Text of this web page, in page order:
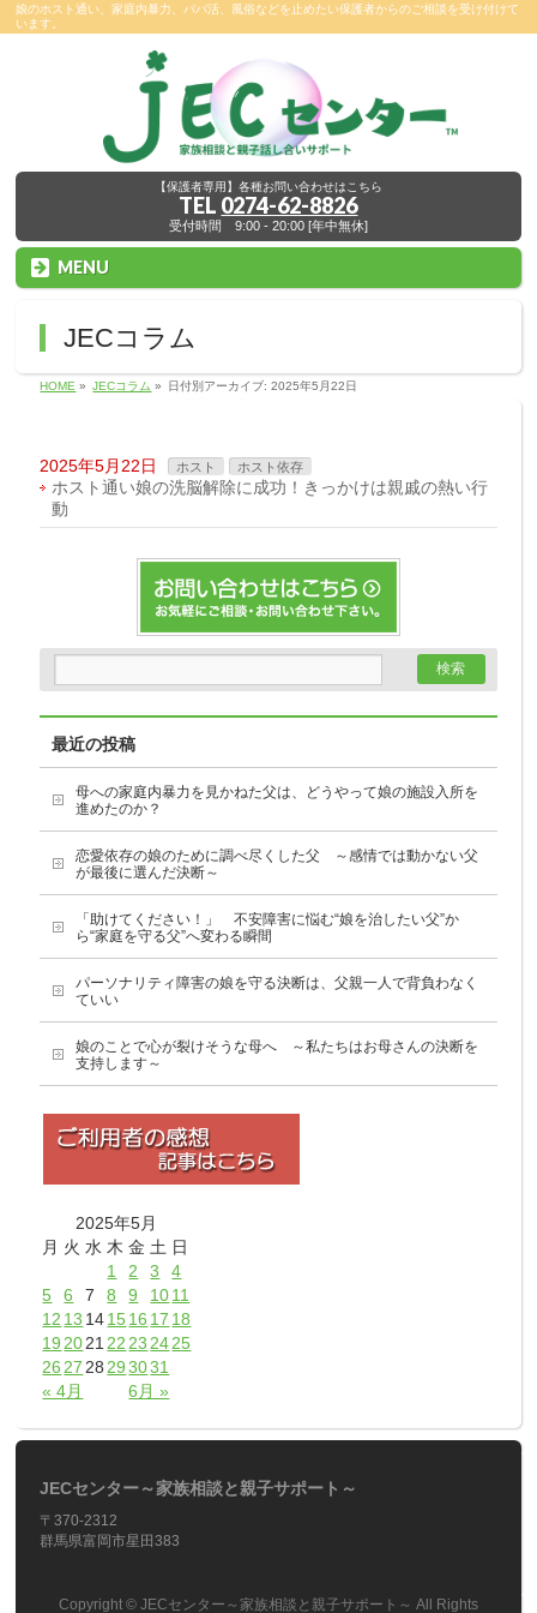
娘のホスト通い、家庭内暴力、パパ活、風俗などを止めたい保護者からのご相談を受け付けて
います。
【保護者専用】各種お問い合わせはこちら
TEL 0274-62-8826
受付時間 9:00 - 20:00 [年中無休]
MENU
JECコラム
HOME » JECコラム » 日付別アーカイブ: 2025年5月22日
2025年5月22日 ホスト ホスト依存
ホスト通い娘の洗脳解除に成功！きっかけは親戚の熱い行
動
最近の投稿
母への家庭内暴力を見かねた父は、どうやって娘の施設入所を
進めたのか？
恋愛依存の娘のために調べ尽くした父 ～感情では動かない父
が最後に選んだ決断～
「助けてください！」 不安障害に悩む“娘を治したい父”か
ら“家庭を守る父”へ変わる瞬間
パーソナリティ障害の娘を守る決断は、父親一人で背負わなく
ていい
娘のことで心が裂けそうな母へ ～私たちはお母さんの決断を
支持します～
2025年5月
月 火 水 木 金 土 日
« 4月 6月 »
1 2 3
4
5
6 7 8 9 1011
12 13 141516 17 18
19 2021 22 23 2425
26 27 28 29 3031
JECセンター～家族相談と親子サポート～
〒370-2312
群馬県富岡市星田383
Copyright © JECセンター～家族相談と親子サポート～ All Rights